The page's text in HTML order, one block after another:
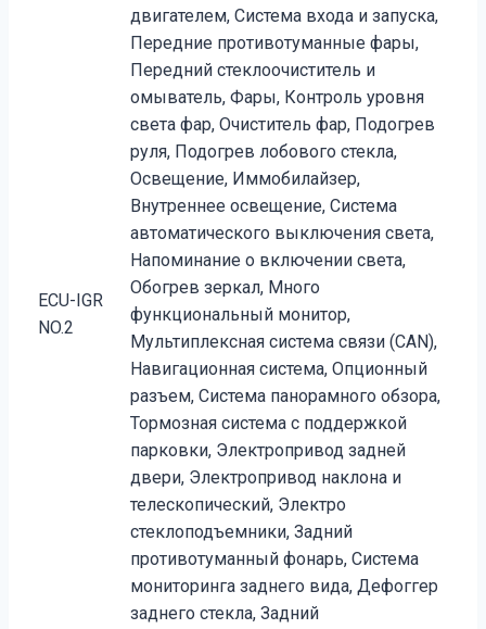
ECU-IGR
NO.2
двигателем, Система входа и запуска,
Передние противотуманные фары,
Передний стеклоочиститель и
омыватель, Фары, Контроль уровня
света фар, Очиститель фар, Подогрев
руля, Подогрев лобового стекла,
Освещение, Иммобилайзер,
Внутреннее освещение, Система
автоматического выключения света,
Напоминание о включении света,
Обогрев зеркал, Много
функциональный монитор,
Мультиплексная система связи (CAN),
Навигационная система, Опционный
разъем, Система панорамного обзора,
Тормозная система с поддержкой
парковки, Электропривод задней
двери, Электропривод наклона и
телескопический, Электро
стеклоподъемники, Задний
противотуманный фонарь, Система
мониторинга заднего вида, Дефоггер
заднего стекла, Задний